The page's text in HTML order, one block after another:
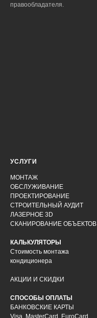
правообладателя.
УСЛУГИ
МОНТАЖ
ОБСЛУЖИВАНИЕ
ПРОЕКТИРОВАНИЕ
СТРОИТЕЛЬНЫЙ АУДИТ
ЛАЗЕРНОЕ 3D
СКАНИРОВАНИЕ ОБЪЕКТОВ
КАЛЬКУЛЯТОРЫ
Стоимость монтажа
кондиционера
АКЦИИ И СКИДКИ
СПОСОБЫ ОПЛАТЫ
БАНКОВСКИЕ КАРТЫ
Visa, MasterCard, EuroCard,